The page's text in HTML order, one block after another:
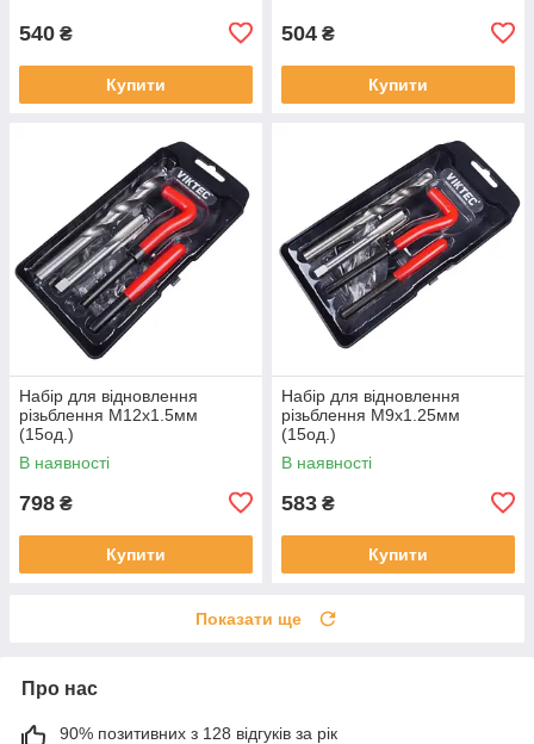
540 ₴
Купити
504 ₴
Купити
Набір для відновлення
різьблення М12x1.5мм
(15од.)
В наявності
798 ₴
Купити
Набір для відновлення
різьблення М9x1.25мм
(15од.)
В наявності
583 ₴
Купити
Показати ще
Про нас
90% позитивних з 128 відгуків за рік